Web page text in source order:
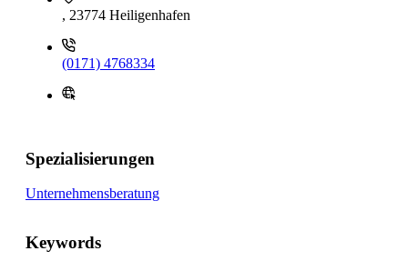
, 23774 Heiligenhafen
(0171) 4768334
Spezialisierungen
Unternehmensberatung
Keywords